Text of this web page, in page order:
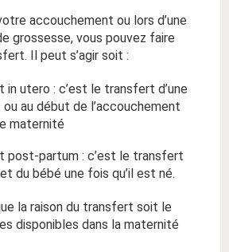
accouchement ou lors d’une
grossesse, vous pouvez faire
Il peut s’agir soit :
in utero : c’est le transfert d’une
ou au début de l’accouchement
maternité
post-partum : c’est le transfert
du bébé une fois qu’il est né.
la raison du transfert soit le
disponibles dans la maternité